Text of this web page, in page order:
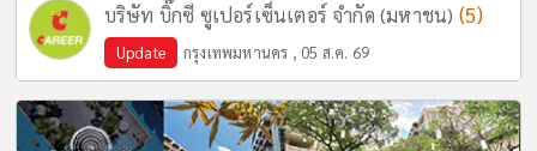
บริษัท บิ๊กซี ซูเปอร์เซ็นเตอร์ จำกัด (มหาชน) (5)
Update กรุงเทพมหานคร , 05 ส.ค. 69